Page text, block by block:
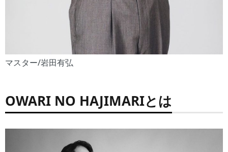
マスター/岩田有弘
OWARI NO HAJIMARIとは